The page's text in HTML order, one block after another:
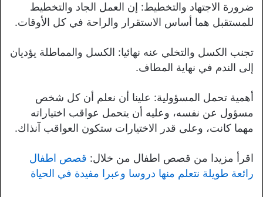
ضرورة الاجتهاد والتخطيط: إن العمل الجاد والتخطيط
للمستقبل هما أساس الاستقرار والراحة في كل الأوقات.
تجنب الكسل والتخلي عنه نهائيا: الكسل والمماطلة يؤديان
إلى الندم في نهاية المطاف.
أهمية تحمل المسؤولية: علينا أن نعلم أن كل شخص
مسؤول عن نفسه، وعليه أن يتحمل عواقب اختياراته
مهما كانت، وعلى قدر الاختيارات ستكون العواقب آنذاك.
اقرأ مزيدا من قصص اطفال من خلال: قصص اطفال
رائعة طويلة نتعلم منها دروسا وعبرا مفيدة في الحياة